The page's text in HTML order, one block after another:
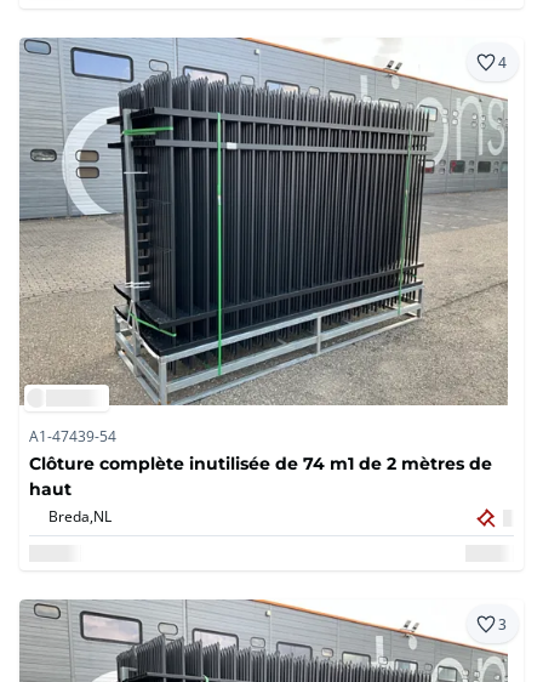
4
A1-47439-54
Clôture complète inutilisée de 74 m1 de 2 mètres de
haut
Breda,NL
3